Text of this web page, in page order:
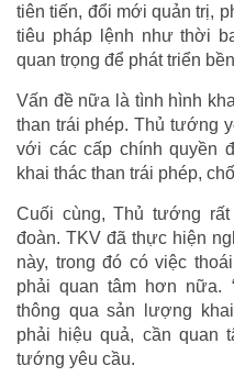
tiên tiến, đổi mới quản trị,
tiêu pháp lệnh như thời
quan trọng để phát triển
Vấn đề nữa là tình hình
than trái phép. Thủ tướng
với các cấp chính quyền
khai thác than trái phép,
Cuối cùng, Thủ tướng
đoàn. TKV đã thực hiện
này, trong đó có việc
phải quan tâm hơn nữa.
thông qua sản lượng
phải hiệu quả, cần quan
tướng yêu cầu.